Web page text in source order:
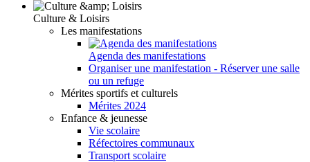
Culture & Loisirs
Les manifestations
Agenda des manifestations
Organiser une manifestation - Réserver une salle
ou un refuge
Mérites sportifs et culturels
Mérites 2024
Enfance & jeunesse
Vie scolaire
Réfectoires communaux
Transport scolaire